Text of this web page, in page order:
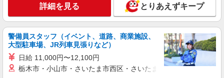
【docomo】人気機種に詳しくなれる携帯販売
時給1300円〜1400円 ※残業代支給 ★交通費別
途支給（規定あり） ゜+゜・。○。・゜+゜・。
○。・゜+゜ 入社祝い金10万円支給(規定有) お友達
を紹介頂くと, インセンティブ支給(規定有) ★月2
回払い・週払い可能（規程有）★ ゜・。○。・゜
+゜・。○。・゜+゜
兵庫県西宮市のdocomoショップ
キープ 詳細を見る
詳細を見る とりあえずキープ
警備員スタッフ（イベント、道路、商業施設、
大型駐車場、JR列車見張りなど）
日給 11,000円〜12,100円
栃木市・小山市・さいたま市西区・さいたま市岩槻区・久喜市・